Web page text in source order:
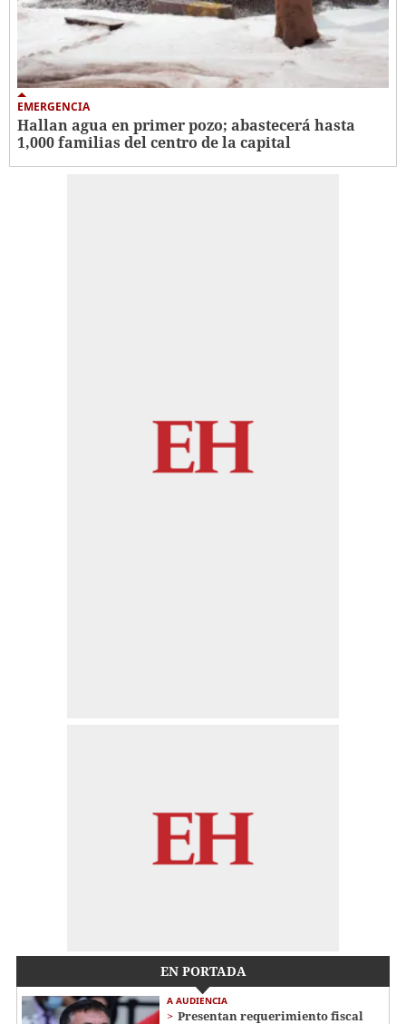
EMERGENCIA
Hallan agua en primer pozo; abastecerá hasta
1,000 familias del centro de la capital
EN PORTADA
A AUDIENCIA
Presentan requerimiento fiscal